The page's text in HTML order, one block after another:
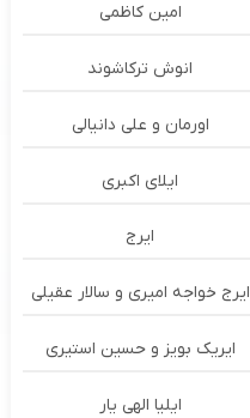
امین کاظمی
انوش ترکاشوند
اورمان و علی دانیالی
ايلاى اكبرى
ایرج
ایرج خواجه امیری و سالار عقیلی
ایریک بویز و حسین استیری
ایلیا الهی یار